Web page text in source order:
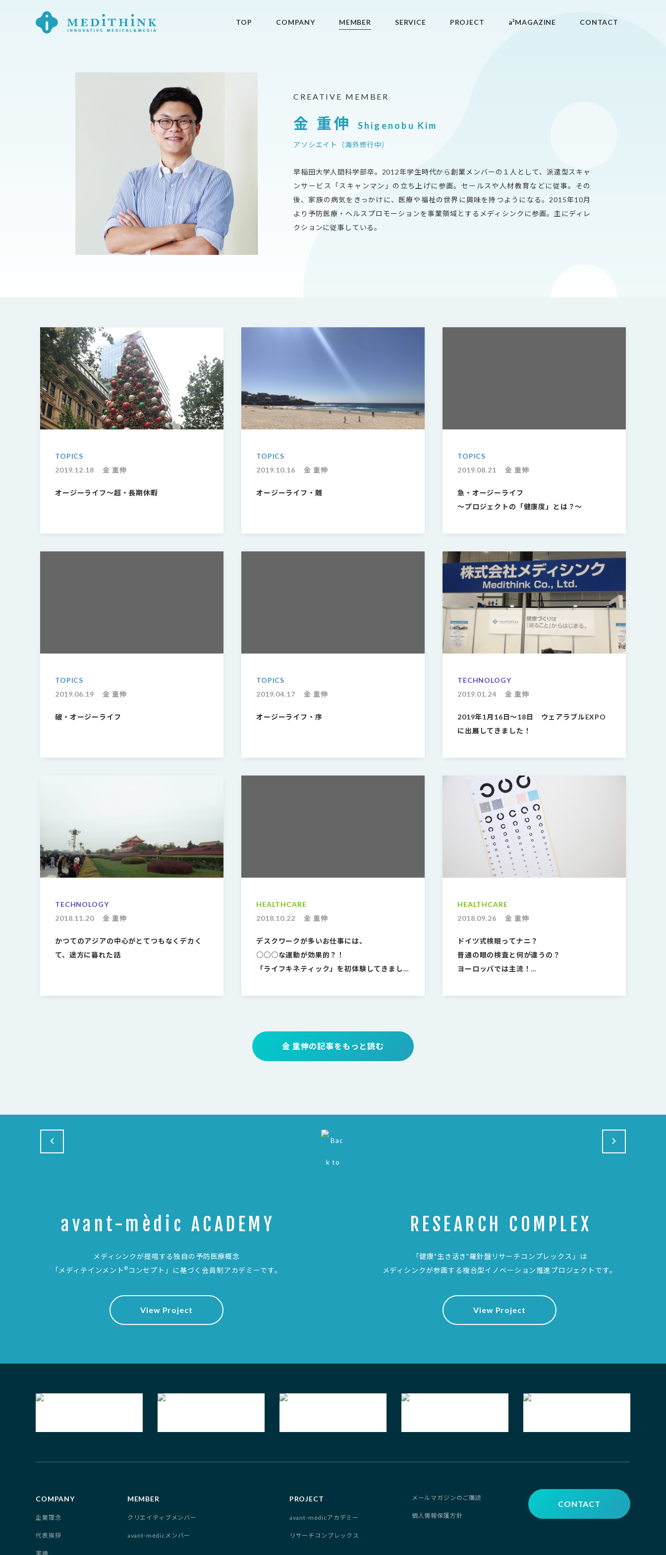
TOP COMPANY MEMBER SERVICE PROJECT a²MAGAZINE CONTACT
CREATIVE MEMBER
金 重伸 Shigenobu Kim
アソシエイト（海外修行中）
早稲田大学人間科学部卒。2012年学生時代から創業メンバーの１人として、派遣型スキャ
ンサービス「スキャンマン」の立ち上げに参画。セールスや人材教育などに従事。その
後、家族の病気をきっかけに、医療や福祉の世界に興味を持つようになる。2015年10月
より予防医療・ヘルスプロモーションを事業領域とするメディシンクに参画。主にディレ
クションに従事している。
TOPICS
2019.12.18
金 重伸
オージーライフ〜超・長期休暇
TOPICS
2019.10.16
金 重伸
オージーライフ・離
TOPICS
2019.08.21
金 重伸
急・オージーライフ
〜プロジェクトの「健康度」とは？〜
TOPICS
2019.06.19
金 重伸
破・オージーライフ
TOPICS
2019.04.17
金 重伸
オージーライフ・序
TECHNOLOGY
2019.01.24
金 重伸
2019年1月16日〜18日 ウェアラブルEXPO
に出展してきました！
TECHNOLOGY
2018.11.20
金 重伸
かつてのアジアの中心がとてつもなくデカく
て、途方に暮れた話
HEALTHCARE
2018.10.22
金 重伸
デスクワークが多いお仕事には、
○○○な運動が効果的？！
「ライフキネティック」を初体験してきまし
HEALTHCARE
2018.09.26
金 重伸
ドイツ式検眼ってナニ？
普通の眼の検査と何が違うの？
ヨーロッパでは主流！
本当の検眼方法とは。
金 重伸の記事をもっと読む
avant-mèdic ACADEMY
メディシンクが提唱する独自の予防医療概念
「メディテインメント ®コンセプト」に基づく会員制アカデミーです。
View Project
RESEARCH COMPLEX
「健康"生き活き"羅針盤リサーチコンプレックス」は
メディシンクが参画する複合型イノベーション推進プロジェクトです。
View Project
COMPANY
企業理念
代表挨拶
実績
MEMBER
クリエイティブメンバー
avant-mèdicメンバー
PROJECT
avant-mèdicアカデミー
リサーチコンプレックス
メールマガジンのご購読
個人情報保護方針
CONTACT